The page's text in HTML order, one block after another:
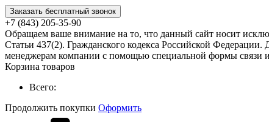
Заказать бесплатный звонок
+7 (843) 205-35-90
Обращаем ваше внимание на то, что данный сайт носит
Статьи 437(2). Гражданского кодекса Российской
менеджерам компании с помощью специальной формы связи
Корзина товаров
Всего:
Продолжить покупки Оформить